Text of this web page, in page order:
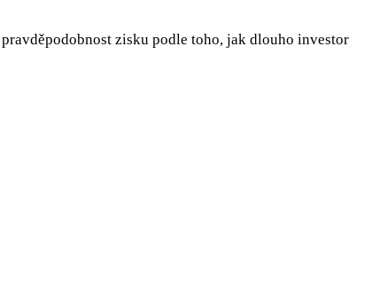
zisku podle toho, jak dlouho investor